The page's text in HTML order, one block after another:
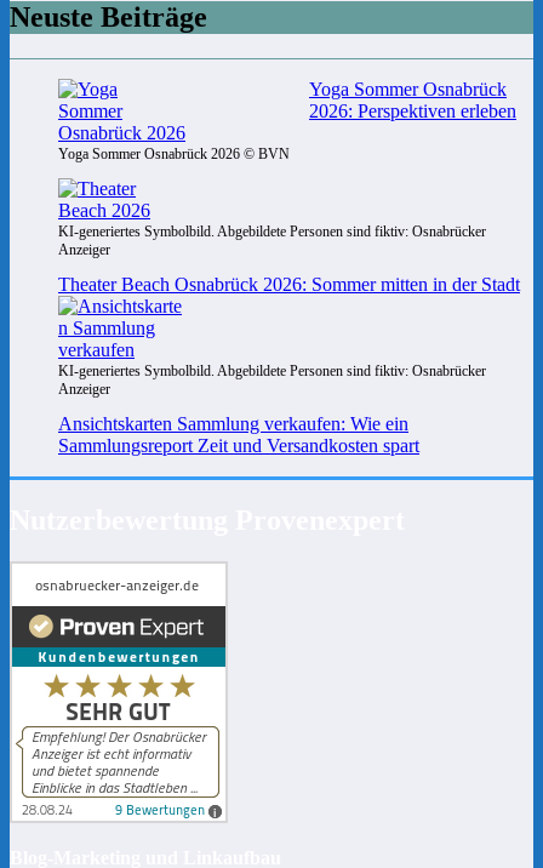
Neuste Beiträge
Yoga Sommer Osnabrück 2026 © BVN
Yoga Sommer Osnabrück
2026: Perspektiven erleben
KI-generiertes Symbolbild. Abgebildete Personen sind fiktiv: Osnabrücker
Anzeiger
Theater Beach Osnabrück 2026: Sommer mitten in der Stadt
KI-generiertes Symbolbild. Abgebildete Personen sind fiktiv: Osnabrücker
Anzeiger
Ansichtskarten Sammlung verkaufen: Wie ein
Sammlungsreport Zeit und Versandkosten spart